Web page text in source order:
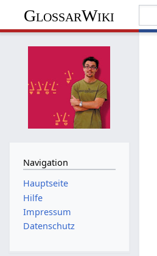
GlossarWiki
Navigation
Hauptseite
Hilfe
Impressum
Datenschutz